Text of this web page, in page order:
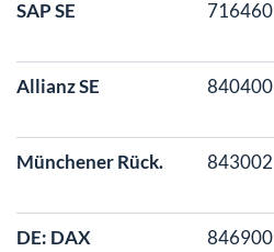
SAP SE 716460
Allianz SE 840400
Münchener Rück. 843002
DE: DAX 846900